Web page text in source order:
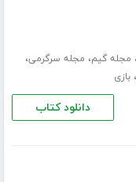
، مجله گیم، مجله سرگرمی،
،بازی
دانلود کتاب